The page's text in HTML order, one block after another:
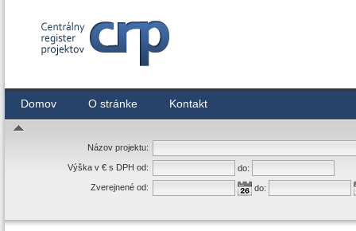
Domov O stránke Kontakt
Názov projektu:
Výška v € s DPH od:
do:
Zverejnené od:
do: